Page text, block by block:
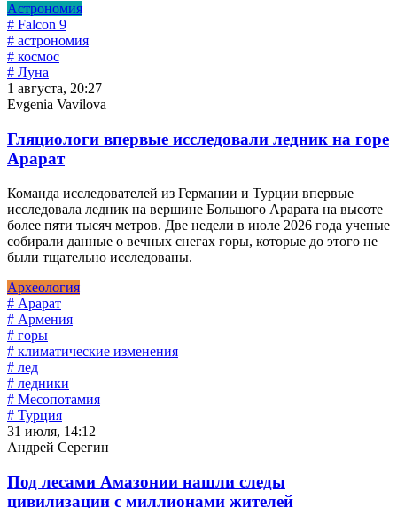
Астрономия
# Falcon 9
# астрономия
# космос
# Луна
1 августа, 20:27
Evgenia Vavilova
Гляциологи впервые исследовали ледник на горе
Арарат
Команда исследователей из Германии и Турции впервые
исследовала ледник на вершине Большого Арарата на высоте
более пяти тысяч метров. Две недели в июле 2026 года ученые
собирали данные о вечных снегах горы, которые до этого не
были тщательно исследованы.
Археология
# Арарат
# Армения
# горы
# климатические изменения
# лед
# ледники
# Месопотамия
# Турция
31 июля, 14:12
Андрей Серегин
Под лесами Амазонии нашли следы
цивилизации с миллионами жителей